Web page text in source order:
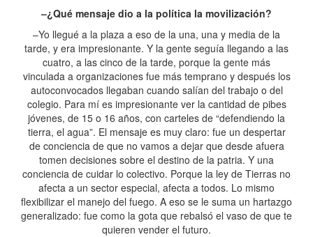
–¿Qué mensaje dio a la política la movilización?
–Yo llegué a la plaza a eso de la una, una y media de la
tarde, y era impresionante. Y la gente seguía llegando a las
cuatro, a las cinco de la tarde, porque la gente más
vinculada a organizaciones fue más temprano y después los
autoconvocados llegaban cuando salían del trabajo o del
colegio. Para mí es impresionante ver la cantidad de pibes
jóvenes, de 15 o 16 años, con carteles de “defendiendo la
tierra, el agua”. El mensaje es muy claro: fue un despertar
de conciencia de que no vamos a dejar que desde afuera
tomen decisiones sobre el destino de la patria. Y una
conciencia de cuidar lo colectivo. Porque la ley de Tierras no
afecta a un sector especial, afecta a todos. Lo mismo
flexibilizar el manejo del fuego. A eso se le suma un hartazgo
generalizado: fue como la gota que rebalsó el vaso de que te
quieren vender el futuro.